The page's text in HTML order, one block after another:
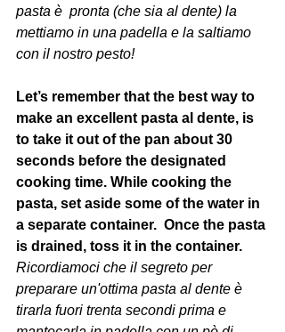
pasta è  pronta (che sia al dente) la
mettiamo in una padella e la saltiamo
con il nostro pesto!
Let’s remember that the best way to
make an excellent pasta al dente, is
to take it out of the pan about 30
seconds before the designated
cooking time. While cooking the
pasta, set aside some of the water in
a separate container.  Once the pasta
is drained, toss it in the container.
Ricordiamoci che il segreto per
preparare un'ottima pasta al dente è
tirarla fuori trenta secondi prima e